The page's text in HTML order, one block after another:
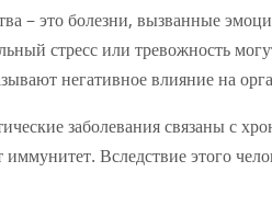
– это болезни, вызванные
стресс или тревожность
негативное влияние на
заболевания связаны с
Вследствие этого